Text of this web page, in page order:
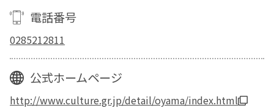
電話番号
0285212811
公式ホームページ
http://www.culture.gr.jp/detail/oyama/index.html